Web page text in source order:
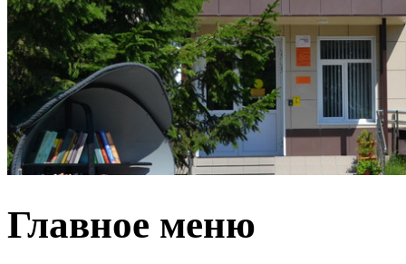
Главное меню